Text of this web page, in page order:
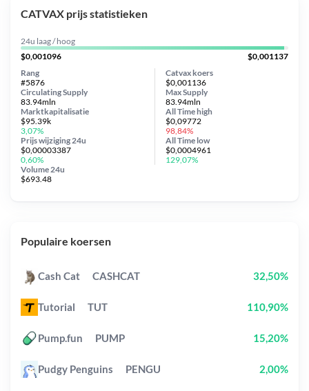
CATVAX prijs statistieken
24u laag / hoog
$0,001096
$0,001137
Catvax koers
$0,001136
Circulating Supply
83.94mln
Prijs wijziging 24u
$0,00003387
0,60%
Max Supply
83.94mln
Marktkapitalisatie
$95.39k
3,07%
Volume 24u
$693.48
Rang
#5876
All Timehigh
$0,09772
98,84%
All Time low
$0,0004961
129,07%
Populaire koersen
Cash Cat CASHCAT 32,50%
Tutorial TUT 110,90%
Pump.fun PUMP 15,20%
Pudgy Penguins PENGU 2,00%